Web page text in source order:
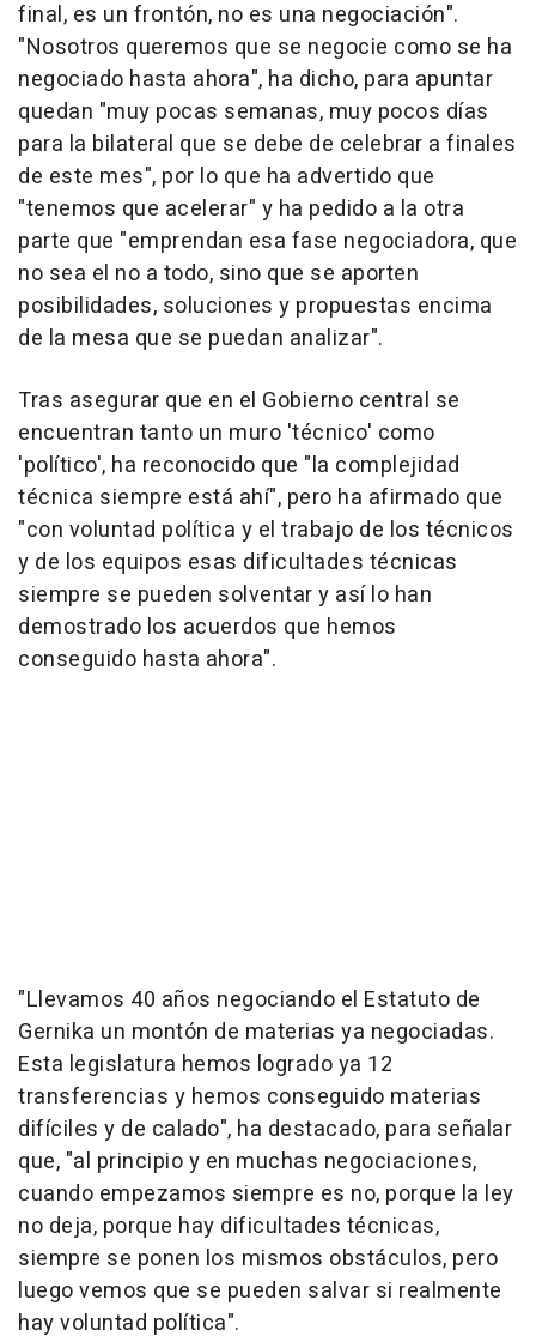
final, es un frontón, no es una negociación".
"Nosotros queremos que se negocie como se ha
negociado hasta ahora", ha dicho, para apuntar
quedan "muy pocas semanas, muy pocos días
para la bilateral que se debe de celebrar a finales
de este mes", por lo que ha advertido que
"tenemos que acelerar" y ha pedido a la otra
parte que "emprendan esa fase negociadora, que
no sea el no a todo, sino que se aporten
posibilidades, soluciones y propuestas encima
de la mesa que se puedan analizar".
Tras asegurar que en el Gobierno central se
encuentran tanto un muro 'técnico' como
'político', ha reconocido que "la complejidad
técnica siempre está ahí", pero ha afirmado que
"con voluntad política y el trabajo de los técnicos
y de los equipos esas dificultades técnicas
siempre se pueden solventar y así lo han
demostrado los acuerdos que hemos
conseguido hasta ahora".
"Llevamos 40 años negociando el Estatuto de
Gernika un montón de materias ya negociadas.
Esta legislatura hemos logrado ya 12
transferencias y hemos conseguido materias
difíciles y de calado", ha destacado, para señalar
que, "al principio y en muchas negociaciones,
cuando empezamos siempre es no, porque la ley
no deja, porque hay dificultades técnicas,
siempre se ponen los mismos obstáculos, pero
luego vemos que se pueden salvar si realmente
hay voluntad política".